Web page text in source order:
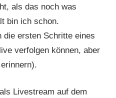
als das noch was
bin ich schon.
die ersten Schritte eines
verfolgen können, aber
Livestream auf dem